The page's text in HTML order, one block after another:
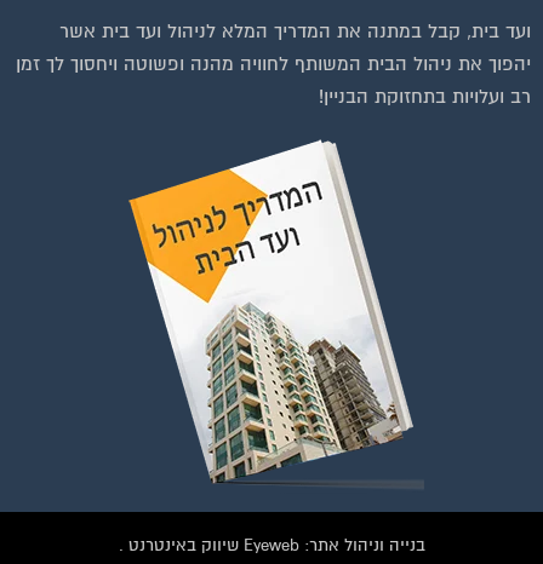
ועד בית, קבל במתנה את המדריך המלא לניהול ועד בית אשר
יהפוך את ניהול הבית המשותף לחוויה מהנה ופשוטה ויחסוך לך זמן
רב ועלויות בתחזוקת הבניין!
בנייה וניהול אתר: Eyeweb שיווק באינטרנט .
לחצו על התמונה או על הכפתור ושלחו בקשת הצטרפות בדף
לחץ למעבר לקבוצה